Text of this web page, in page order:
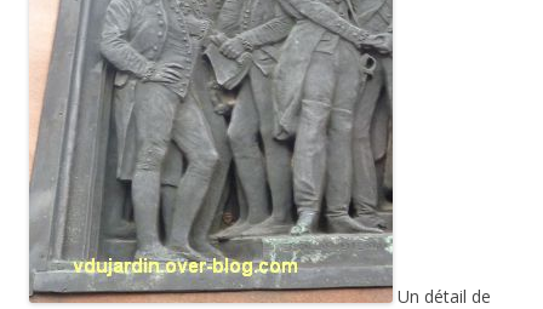
Un détail de